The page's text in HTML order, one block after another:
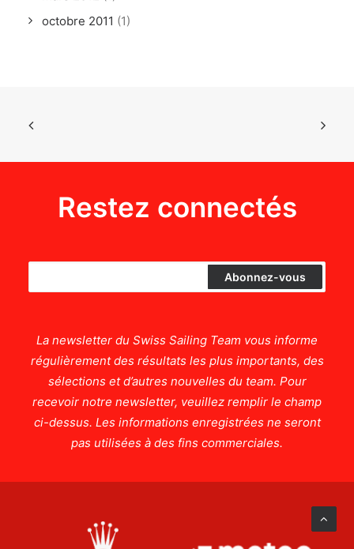
octobre 2011 (1)
Restez connectés
La newsletter du Swiss Sailing Team vous informe
régulièrement des résultats les plus importants, des
sélections et d’autres nouvelles du team. Pour
recevoir notre newsletter, veuillez remplir le champ
ci-dessus. Les informations enregistrées ne seront
pas utilisées à des fins commerciales.